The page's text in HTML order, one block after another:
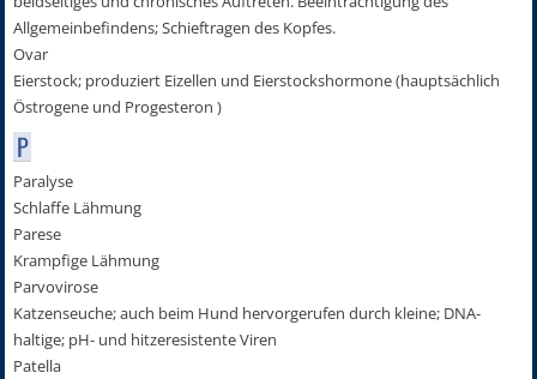
Allgemeinbefindens; Schieftragen des Kopfes.
Ovar
Eierstock; produziert Eizellen und Eierstockshormone (hauptsächlich
Östrogene und Progesteron )
P
Paralyse
Schlaffe Lähmung
Parese
Krampfige Lähmung
Parvovirose
Katzenseuche; auch beim Hund hervorgerufen durch kleine; DNA-
haltige; pH- und hitzeresistente Viren
Patella